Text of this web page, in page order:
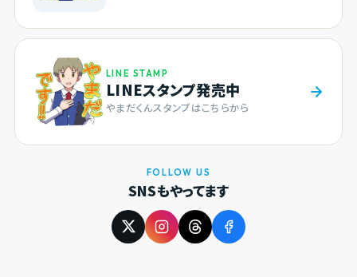
LINE STAMP
LINEスタンプ発売中
やまだくんスタンプはこちらから
FOLLOW US
SNSもやってます